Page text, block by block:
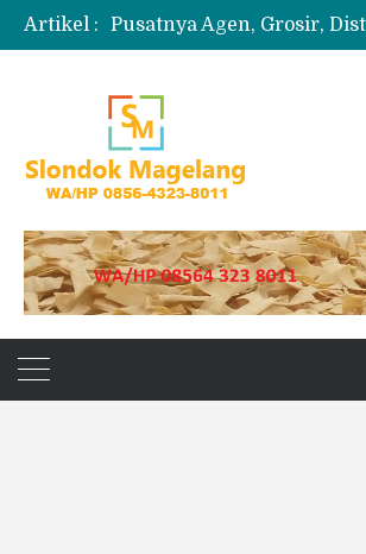
Artikel :
Produksi Slondok
Jual Puyur Koin Mentah 1